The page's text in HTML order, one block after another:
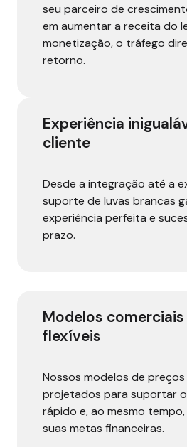
seu parceiro de
em aumentar a receita do
monetização, o tráfego
retorno.
Experiência
cliente
Desde a integração até a
suporte de luvas brancas
experiência perfeita e
prazo.
Modelos comerciais
flexíveis
Nossos modelos de
projetados para suportar
rápido e, ao mesmo
suas metas financeiras.